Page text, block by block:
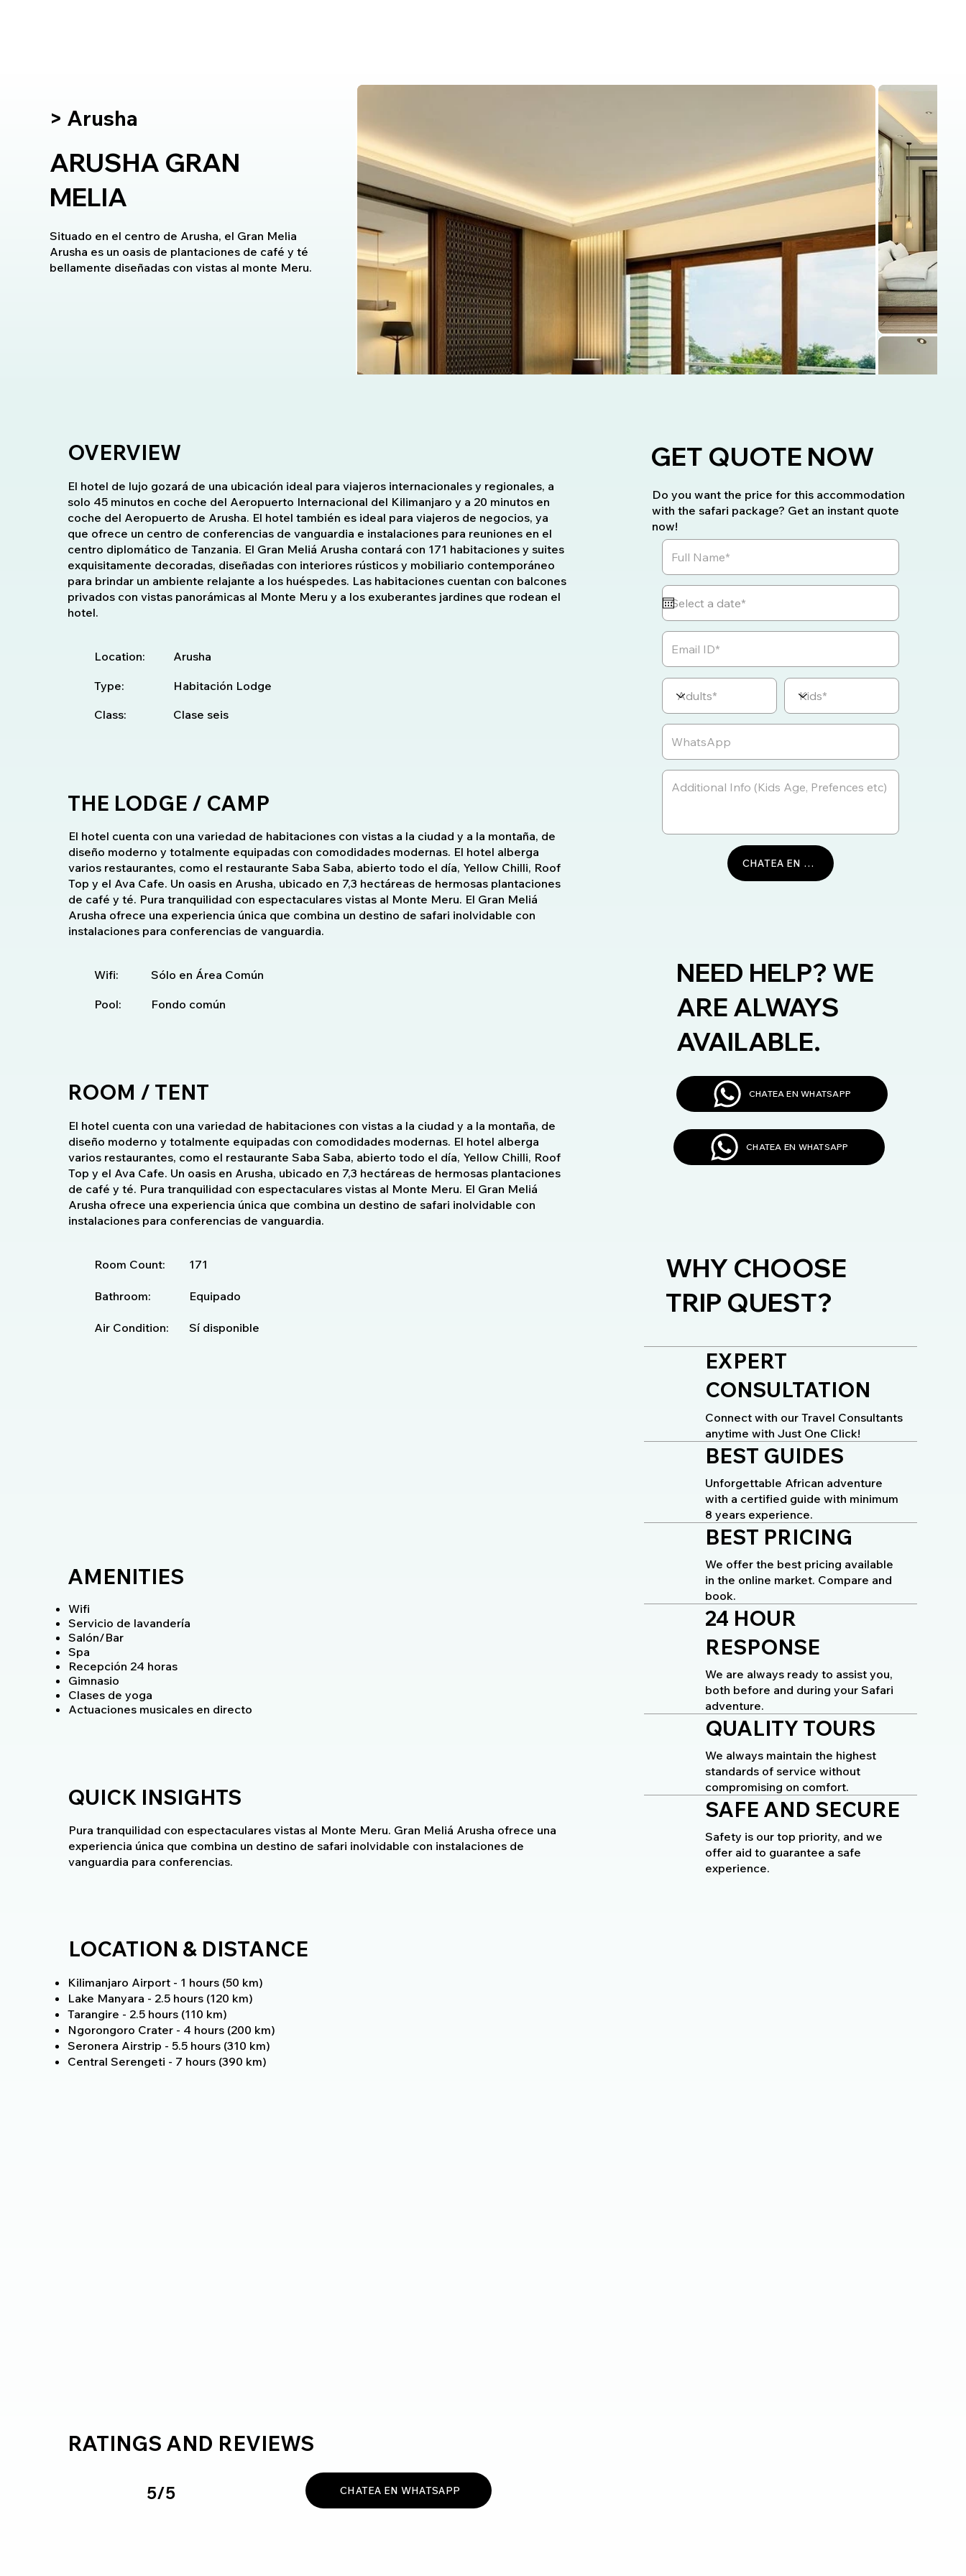
> Arusha
ARUSHA GRAN
MELIA
Situado en el centro de Arusha, el Gran Melia
Arusha es un oasis de plantaciones de café y té
bellamente diseñadas con vistas al monte Meru.
OVERVIEW
El hotel de lujo gozará de una ubicación ideal para viajeros internacionales y regionales, a
solo 45 minutos en coche del Aeropuerto Internacional del Kilimanjaro y a 20 minutos en
coche del Aeropuerto de Arusha. El hotel también es ideal para viajeros de negocios, ya
que ofrece un centro de conferencias de vanguardia e instalaciones para reuniones en el
centro diplomático de Tanzania. El Gran Meliá Arusha contará con 171 habitaciones y suites
exquisitamente decoradas, diseñadas con interiores rústicos y mobiliario contemporáneo
para brindar un ambiente relajante a los huéspedes. Las habitaciones cuentan con balcones
privados con vistas panorámicas al Monte Meru y a los exuberantes jardines que rodean el
hotel.
Location: Arusha
Type: Habitación Lodge
Class: Clase seis
THE LODGE / CAMP
El hotel cuenta con una variedad de habitaciones con vistas a la ciudad y a la montaña, de
diseño moderno y totalmente equipadas con comodidades modernas. El hotel alberga
varios restaurantes, como el restaurante Saba Saba, abierto todo el día, Yellow Chilli, Roof
Top y el Ava Cafe. Un oasis en Arusha, ubicado en 7,3 hectáreas de hermosas plantaciones
de café y té. Pura tranquilidad con espectaculares vistas al Monte Meru. El Gran Meliá
Arusha ofrece una experiencia única que combina un destino de safari inolvidable con
instalaciones para conferencias de vanguardia.
Wifi: Sólo en Área Común
Pool: Fondo común
ROOM / TENT
El hotel cuenta con una variedad de habitaciones con vistas a la ciudad y a la montaña, de
diseño moderno y totalmente equipadas con comodidades modernas. El hotel alberga
varios restaurantes, como el restaurante Saba Saba, abierto todo el día, Yellow Chilli, Roof
Top y el Ava Cafe. Un oasis en Arusha, ubicado en 7,3 hectáreas de hermosas plantaciones
de café y té. Pura tranquilidad con espectaculares vistas al Monte Meru. El Gran Meliá
Arusha ofrece una experiencia única que combina un destino de safari inolvidable con
instalaciones para conferencias de vanguardia.
Room Count: 171
Bathroom: Equipado
Air Condition: Sí disponible
AMENITIES
Wifi
Servicio de lavandería
Salón/Bar
Spa
Recepción 24 horas
Gimnasio
Clases de yoga
Actuaciones musicales en directo
QUICK INSIGHTS
Pura tranquilidad con espectaculares vistas al Monte Meru. Gran Meliá Arusha ofrece una
experiencia única que combina un destino de safari inolvidable con instalaciones de
vanguardia para conferencias.
LOCATION & DISTANCE
Kilimanjaro Airport - 1 hours (50 km)
Lake Manyara - 2.5 hours (120 km)
Tarangire - 2.5 hours (110 km)
Ngorongoro Crater - 4 hours (200 km)
Seronera Airstrip - 5.5 hours (310 km)
Central Serengeti - 7 hours (390 km)
RATINGS AND REVIEWS
5/5 CHATEA EN WHATSAPP
GET QUOTE NOW
Do you want the price for this accommodation
with the safari package? Get an instant quote
now!
CHATEA EN WHATSAPP
NEED HELP? WE
ARE ALWAYS
AVAILABLE.
CHATEA EN WHATSAPP
CHATEA EN WHATSAPP
WHY CHOOSE
TRIP QUEST?
EXPERT
CONSULTATION
Connect with our Travel Consultants
anytime with Just One Click!
BEST GUIDES
Unforgettable African adventure
with a certified guide with minimum
8 years experience.
BEST PRICING
We offer the best pricing available
in the online market. Compare and
book.
24 HOUR
RESPONSE
We are always ready to assist you,
both before and during your Safari
adventure.
QUALITY TOURS
We always maintain the highest
standards of service without
compromising on comfort.
SAFE AND SECURE
Safety is our top priority, and we
offer aid to guarantee a safe
experience.